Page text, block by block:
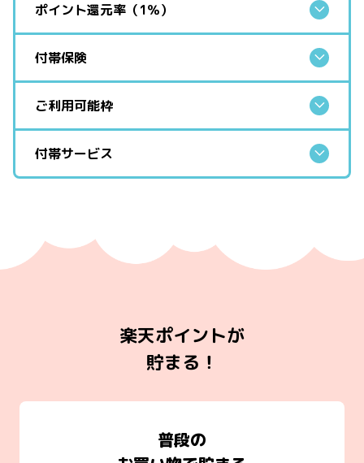
ポイント還元率（1％）
付帯保険
ご利用可能枠
付帯サービス
楽天ポイントが
貯まる！
普段の